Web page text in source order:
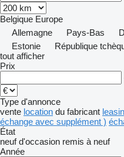
Belgique Europe
Allemagne
Pays-Bas
Estonie
République
tout afficher
Prix
Type d'annonce
vente location du fabricant
échange avec supplément )
État
neuf d'occasion remis à neuf
Année